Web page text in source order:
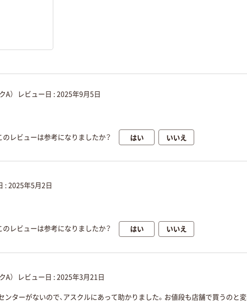
A） レビュー日 : 2025年9月5日
のレビューは参考になりましたか？ はい いいえ
: 2025年5月2日
のレビューは参考になりましたか？ はい いいえ
A） レビュー日 : 2025年3月21日
ターがないので、アスクルにあって助かりました。お値段も店舗で買うのと